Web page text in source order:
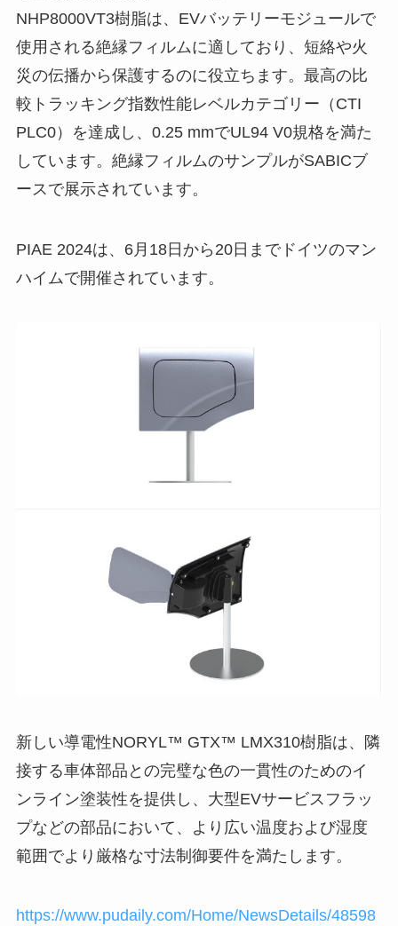
NHP8000VT3樹脂は、EVバッテリーモジュールで
使用される絶縁フィルムに適しており、短絡や火
災の伝播から保護するのに役立ちます。最高の比
較トラッキング指数性能レベルカテゴリー（CTI
PLC0）を達成し、0.25 mmでUL94 V0規格を満た
しています。絶縁フィルムのサンプルがSABICブ
ースで展示されています。
PIAE 2024は、6月18日から20日までドイツのマン
ハイムで開催されています。
新しい導電性NORYL™ GTX™ LMX310樹脂は、隣
接する車体部品との完璧な色の一貫性のためのイ
ンライン塗装性を提供し、大型EVサービスフラッ
プなどの部品において、より広い温度および湿度
範囲でより厳格な寸法制御要件を満たします。
https://www.pudaily.com/Home/NewsDetails/48598